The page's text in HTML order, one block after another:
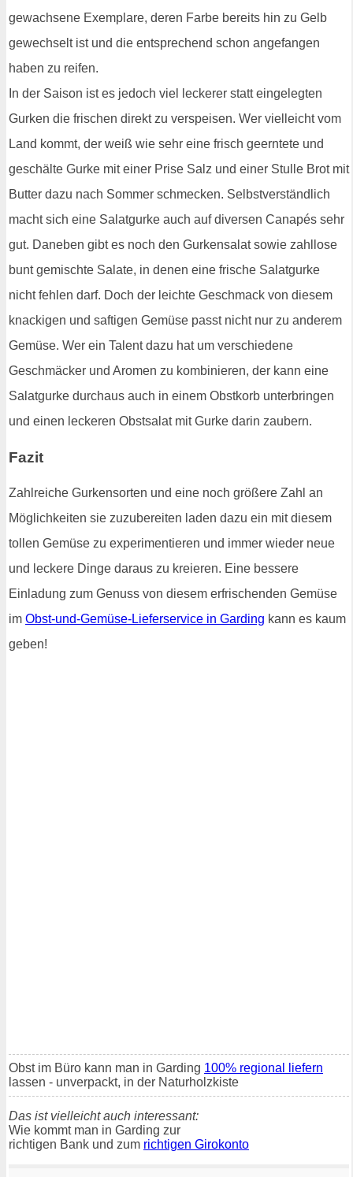
gewachsene Exemplare, deren Farbe bereits hin zu Gelb
gewechselt ist und die entsprechend schon angefangen
haben zu reifen.
In der Saison ist es jedoch viel leckerer statt eingelegten
Gurken die frischen direkt zu verspeisen. Wer vielleicht vom
Land kommt, der weiß wie sehr eine frisch geerntete und
geschälte Gurke mit einer Prise Salz und einer Stulle Brot mit
Butter dazu nach Sommer schmecken. Selbstverständlich
macht sich eine Salatgurke auch auf diversen Canapés sehr
gut. Daneben gibt es noch den Gurkensalat sowie zahllose
bunt gemischte Salate, in denen eine frische Salatgurke
nicht fehlen darf. Doch der leichte Geschmack von diesem
knackigen und saftigen Gemüse passt nicht nur zu anderem
Gemüse. Wer ein Talent dazu hat um verschiedene
Geschmäcker und Aromen zu kombinieren, der kann eine
Salatgurke durchaus auch in einem Obstkorb unterbringen
und einen leckeren Obstsalat mit Gurke darin zaubern.
Fazit
Zahlreiche Gurkensorten und eine noch größere Zahl an
Möglichkeiten sie zuzubereiten laden dazu ein mit diesem
tollen Gemüse zu experimentieren und immer wieder neue
und leckere Dinge daraus zu kreieren. Eine bessere
Einladung zum Genuss von diesem erfrischenden Gemüse
im Obst-und-Gemüse-Lieferservice in Garding kann es kaum
geben!
Obst im Büro kann man in Garding 100% regional liefern
lassen - unverpackt, in der Naturholzkiste
Das ist vielleicht auch interessant:
Wie kommt man in Garding zur
richtigen Bank und zum richtigen Girokonto